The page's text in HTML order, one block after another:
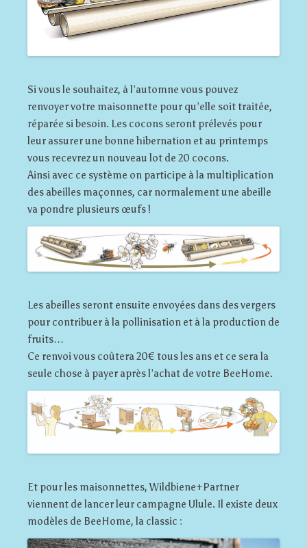
Si vous le souhaitez, à l’automne vous pouvez
renvoyer votre maisonnette pour qu’elle soit traitée,
réparée si besoin. Les cocons seront prélevés pour
leur assurer une bonne hibernation et au printemps
vous recevrez un nouveau lot de 20 cocons.
Ainsi avec ce système on participe à la multiplication
des abeilles maçonnes, car normalement une abeille
va pondre plusieurs œufs !
Les abeilles seront ensuite envoyées dans des vergers
pour contribuer à la pollinisation et à la production de
fruits…
Ce renvoi vous coûtera 20€ tous les ans et ce sera la
seule chose à payer après l’achat de votre BeeHome.
Et pour les maisonnettes, Wildbiene+Partner
viennent de lancer leur campagne Ulule. Il existe deux
modèles de BeeHome, la classic :